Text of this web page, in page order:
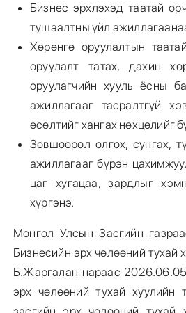
Бизнес эрхлэхэд таатай
тушаалтны үйл
Хөрөнгө оруулалтын
оруулалт татах, дахин
оруулагчийн хууль ёсны
ажиллагааг тасралтгүй
өсөлтийг хангах нөхцөлийг
Зөвшөөрөл олгох, сунгах,
ажиллагааг бүрэн
цаг хугацаа, зардлыг
хүргэнэ.
Монгол Улсын Засгийн
Бизнесийн эрх чөлөөний
Б.Жаргалан нараас
эрх чөлөөний тухай хуулийн